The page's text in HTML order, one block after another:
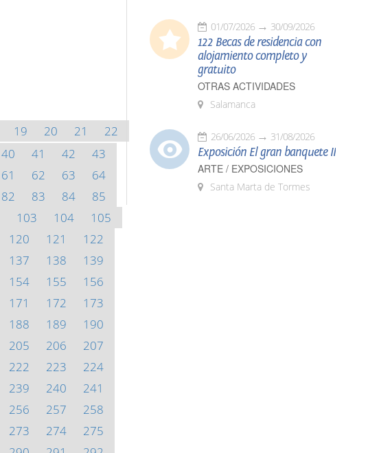
19 20 21
22
40 41 42
43
61 62 63
64
82 83 84
85
103 104
105
120 121
122
137 138
139
154 155
156
171 172
173
188 189
190
205 206
207
222 223
224
239 240
241
256 257
258
273 274
275
01/07/2026 30/09/2026
122 Becas de residencia con
alojamiento completo y
gratuito
OTRAS ACTIVIDADES
Salamanca
26/06/2026 31/08/2026
Exposición El gran banquete II
ARTE / EXPOSICIONES
Santa Marta de Tormes